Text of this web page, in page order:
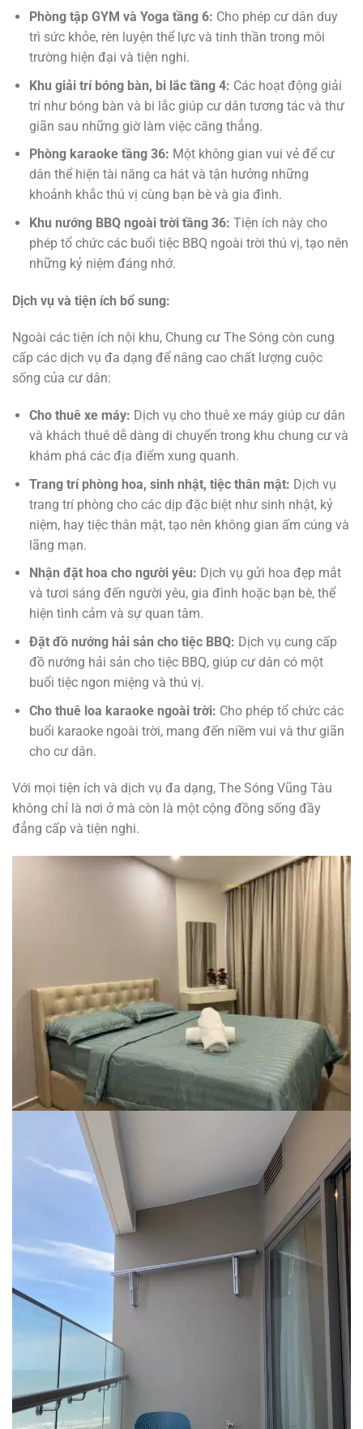
Phòng tập GYM và Yoga tầng 6: Cho phép cư dân duy
trì sức khỏe, rèn luyện thể lực và tinh thần trong môi
trường hiện đại và tiện nghi.
Khu giải trí bóng bàn, bi lắc tầng 4: Các hoạt động giải
trí như bóng bàn và bi lắc giúp cư dân tương tác và thư
giãn sau những giờ làm việc căng thẳng.
Phòng karaoke tầng 36: Một không gian vui vẻ để cư
dân thể hiện tài năng ca hát và tận hưởng những
khoảnh khắc thú vị cùng bạn bè và gia đình.
Khu nướng BBQ ngoài trời tầng 36: Tiện ích này cho
phép tổ chức các buổi tiệc BBQ ngoài trời thú vị, tạo nên
những kỷ niệm đáng nhớ.
Dịch vụ và tiện ích bổ sung:
Ngoài các tiện ích nội khu, Chung cư The Sóng còn cung
cấp các dịch vụ đa dạng để nâng cao chất lượng cuộc
sống của cư dân:
Cho thuê xe máy: Dịch vụ cho thuê xe máy giúp cư dân
và khách thuê dễ dàng di chuyển trong khu chung cư và
khám phá các địa điểm xung quanh.
Trang trí phòng hoa, sinh nhật, tiệc thân mật: Dịch vụ
trang trí phòng cho các dịp đặc biệt như sinh nhật, kỷ
niệm, hay tiệc thân mật, tạo nên không gian ấm cúng và
lãng mạn.
Nhận đặt hoa cho người yêu: Dịch vụ gửi hoa đẹp mắt
và tươi sáng đến người yêu, gia đình hoặc bạn bè, thể
hiện tình cảm và sự quan tâm.
Đặt đồ nướng hải sản cho tiệc BBQ: Dịch vụ cung cấp
đồ nướng hải sản cho tiệc BBQ, giúp cư dân có một
buổi tiệc ngon miệng và thú vị.
Cho thuê loa karaoke ngoài trời: Cho phép tổ chức các
buổi karaoke ngoài trời, mang đến niềm vui và thư giãn
cho cư dân.
Với mọi tiện ích và dịch vụ đa dạng, The Sóng Vũng Tàu
không chỉ là nơi ở mà còn là một cộng đồng sống đầy
đẳng cấp và tiện nghi.